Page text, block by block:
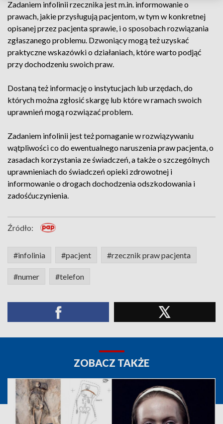
Zadaniem infolinii rzecznika jest m.in. informowanie o
prawach, jakie przysługują pacjentom, w tym w konkretnej
opisanej przez pacjenta sprawie, i o sposobach rozwiązania
zgłaszanego problemu. Dzwoniący mogą też uzyskać
praktyczne wskazówki o działaniach, które warto podjąć
przy dochodzeniu swoich praw.
Dostaną też informację o instytucjach lub urzędach, do
których można zgłosić skargę lub które w ramach swoich
uprawnień mogą rozwiązać problem.
Zadaniem infolinii jest też pomaganie w rozwiązywaniu
wątpliwości co do ewentualnego naruszenia praw pacjenta, o
zasadach korzystania ze świadczeń, a także o szczególnych
uprawnieniach do świadczeń opieki zdrowotnej i
informowanie o drogach dochodzenia odszkodowania i
zadośćuczynienia.
Źródło:
#infolinia #pacjent #rzecznik praw pacjenta
#numer #telefon
ZOBACZ TAKŻE